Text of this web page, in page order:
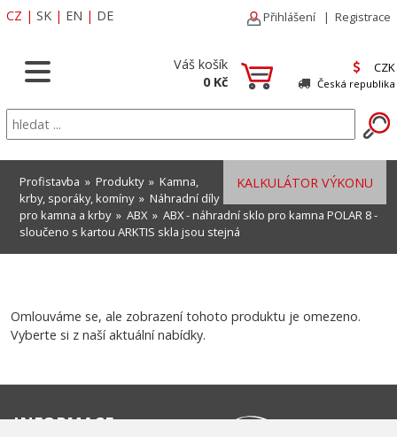
CZ | SK | EN | DE Přihlášení | Registrace
Váš košík
0 Kč
CZK
Česká republika
KALKULÁTOR VÝKONU
Profistavba » Produkty» Kamna,
krby, sporáky, komíny» Náhradní díly
pro kamna a krby» ABX» ABX - náhradní sklo pro kamna POLAR 8 -
sloučeno s kartou ARKTIS skla jsou stejná
Omlouváme se, ale zobrazení tohoto produktu je omezeno.
Vyberte si z naší aktuální nabídky.
INFORMACE